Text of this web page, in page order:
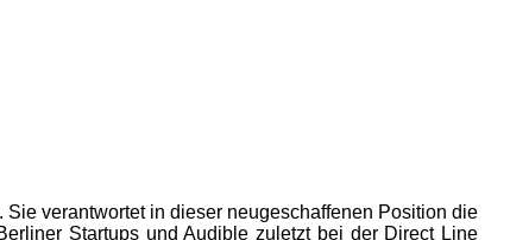
verantwortet in dieser neugeschaffenen Position die
Startups und Audible zuletzt bei der Direct Line